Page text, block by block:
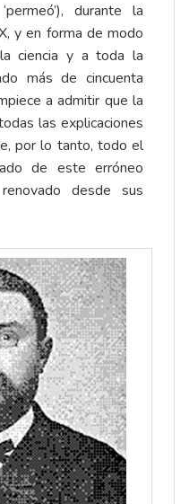
durante la
y en forma de modo
ciencia y a toda la
más de cincuenta
a admitir que la
las explicaciones
por lo tanto, todo el
de este erróneo
desde sus